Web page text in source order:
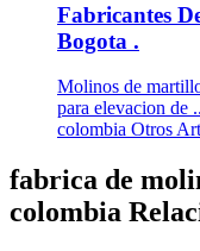
Fabricantes
Bogota .
Molinos de
para elevacion de
colombia Otros
fabrica de
colombia